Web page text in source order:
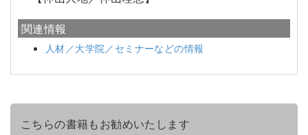
関連情報
人材／大学院／セミナーなどの情報
こちらの書籍もお勧めいたします